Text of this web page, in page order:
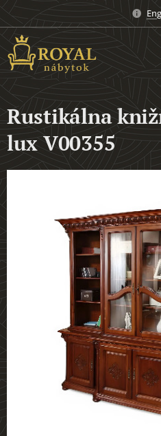
Rustikálna
lux V00355
Rustikálna